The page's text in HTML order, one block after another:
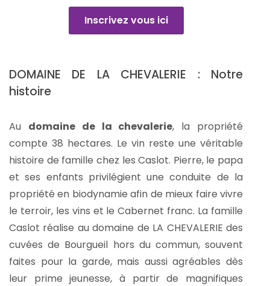
Inscrivez vous ici
DOMAINE DE LA CHEVALERIE : Notre
histoire
Au domaine de la chevalerie, la propriété
compte 38 hectares. Le vin reste une véritable
histoire de famille chez les Caslot. Pierre, le papa
et ses enfants privilégient une conduite de la
propriété en biodynamie afin de mieux faire vivre
le terroir, les vins et le Cabernet franc. La famille
Caslot réalise au domaine de LA CHEVALERIE des
cuvées de Bourgueil hors du commun, souvent
faites pour la garde, mais aussi agréables dès
leur prime jeunesse, à partir de magnifiques